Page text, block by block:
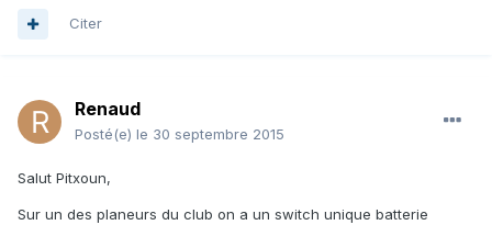
Citer
Renaud
Posté(e) le 30 septembre 2015
Salut Pitxoun,
Sur un des planeurs du club on a un switch unique batterie